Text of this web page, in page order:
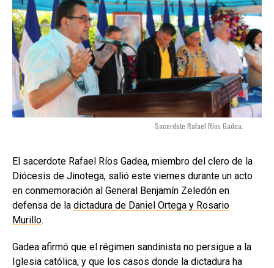
Sacerdote Rafael Ríos Gadea.
El sacerdote Rafael Ríos Gadea, miembro del clero de la
Diócesis de Jinotega, salió este viernes durante un acto
en conmemoración al General Benjamín Zeledón en
defensa de la dictadura de Daniel Ortega y Rosario
Murillo.
Gadea afirmó que el régimen sandinista no persigue a la
Iglesia católica, y que los casos donde la dictadura ha